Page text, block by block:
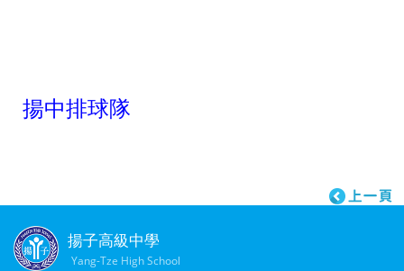
揚中排球隊
揚子高級中學
Yang-Tze High School